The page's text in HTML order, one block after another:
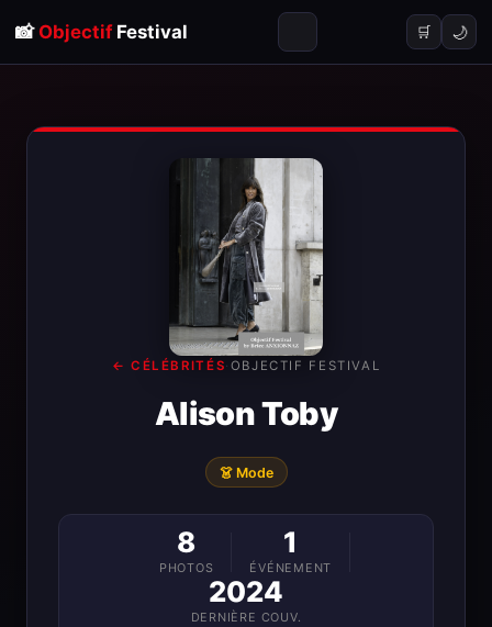
📸 ObjectifFestival 🛒 🌙
← CÉLÉBRITÉS· OBJECTIF FESTIVAL
Alison Toby
👗 Mode
8
PHOTOS
1
ÉVÉNEMENT
2024
DERNIÈRE COUV.